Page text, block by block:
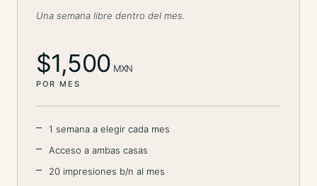
Una semana libre dentro del mes.
$1,500 MXN
POR MES
1 semana a elegir cada mes
Acceso a ambas casas
20 impresiones b/n al mes